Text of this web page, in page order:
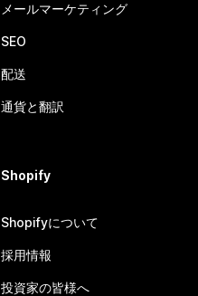
メールマーケティング
SEO
配送
通貨と翻訳
Shopify
Shopifyについて
採用情報
投資家の皆様へ